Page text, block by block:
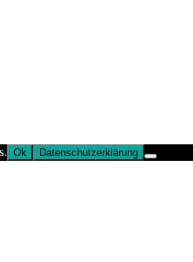
Ok Datenschutzerklärung